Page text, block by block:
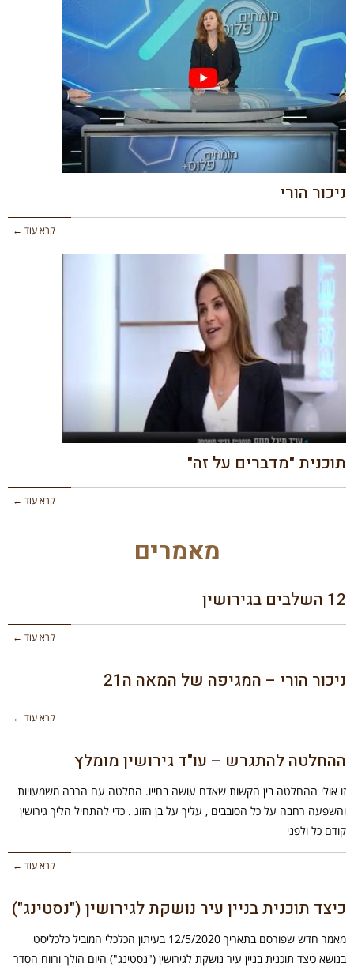
ניכור הורי
קרא עוד ←
תוכנית "מדברים על זה"
קרא עוד ←
מאמרים
12 השלבים בגירושין
קרא עוד ←
ניכור הורי – המגיפה של המאה ה21
קרא עוד ←
ההחלטה להתגרש – עו"ד גירושין מומלץ
זו אולי ההחלטה בין הקשות שאדם עושה בחייו. החלטה עם הרבה משמעויות
והשפעה רחבה על כל הסובבים , עליך על בן הזוג . כדי להתחיל הליך גירושין
קודם כל ולפני
קרא עוד ←
כיצד תוכנית בניין עיר נושקת לגירושין ("נסטינג")
מאמר חדש שפורסם בתאריך 12/5/2020 בעיתון הכלכלי המוביל כלכליסט
בנושא כיצד תוכנית בניין עיר נושקת לגירושין ("נסטינג") היום הולך ורווח הסדר